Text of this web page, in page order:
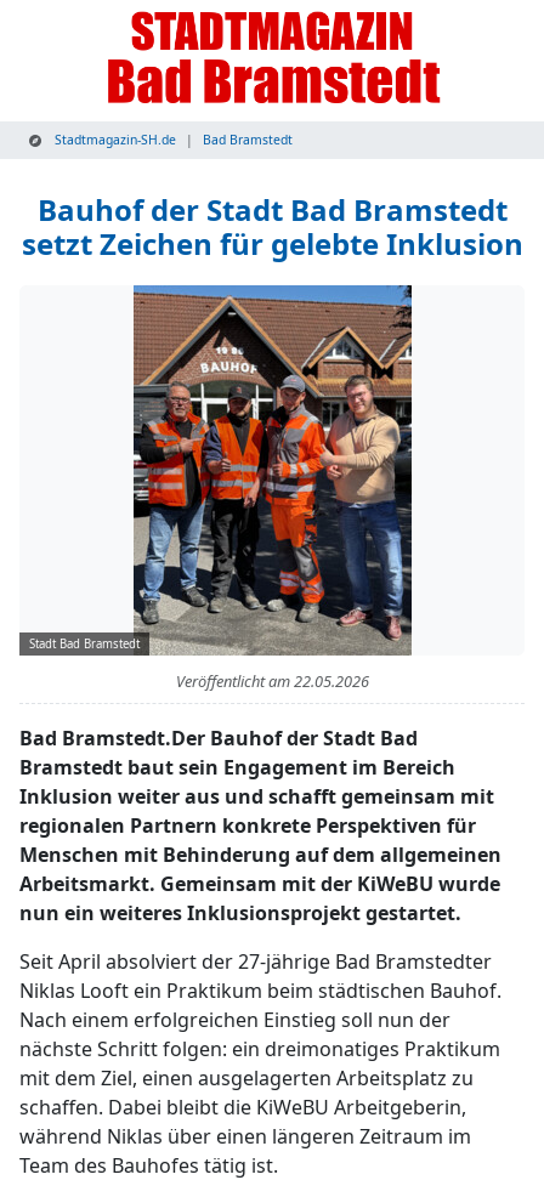
Stadtmagazin-SH.de Bad Bramstedt
Bauhof der Stadt Bad Bramstedt
setzt Zeichen für gelebte Inklusion
Stadt Bad Bramstedt
Veröffentlicht am22.05.2026
Bad Bramstedt.Der Bauhof der Stadt Bad
Bramstedt baut sein Engagement im Bereich
Inklusion weiter aus und schafft gemeinsam mit
regionalen Partnern konkrete Perspektiven für
Menschen mit Behinderung auf dem allgemeinen
Arbeitsmarkt. Gemeinsam mit der KiWeBU wurde
nun ein weiteres Inklusionsprojekt gestartet.
Seit April absolviert der 27-jährige Bad Bramstedter
Niklas Looft ein Praktikum beim städtischen Bauhof.
Nach einem erfolgreichen Einstieg soll nun der
nächste Schritt folgen: ein dreimonatiges Praktikum
mit dem Ziel, einen ausgelagerten Arbeitsplatz zu
schaffen. Dabei bleibt die KiWeBU Arbeitgeberin,
während Niklas über einen längeren Zeitraum im
Team des Bauhofes tätig ist.